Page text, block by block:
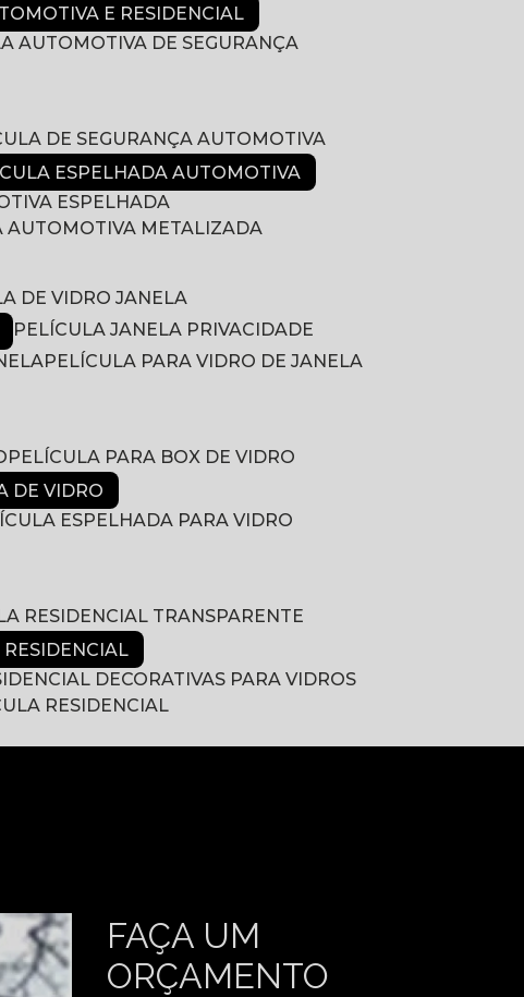
E RESIDENCIAL
AUTOMOTIVA DE SEGURANÇA
DE SEGURANÇA AUTOMOTIVA
ESPELHADA AUTOMOTIVA
ESPELHADA
AUTOMOTIVA METALIZADA
DE VIDRO JANELA
PELÍCULA JANELA PRIVACIDADE
PELÍCULA PARA VIDRO DE JANELA
PELÍCULA PARA BOX DE VIDRO
DE VIDRO
ESPELHADA PARA VIDRO
RESIDENCIAL TRANSPARENTE
RESIDENCIAL
DECORATIVAS PARA VIDROS
RESIDENCIAL
FAÇA UM
ORÇAMENTO